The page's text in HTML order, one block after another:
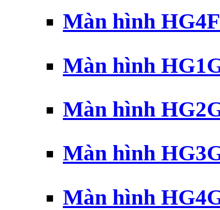
Màn hình
Màn hình
Màn hình
Màn hình
Màn hình